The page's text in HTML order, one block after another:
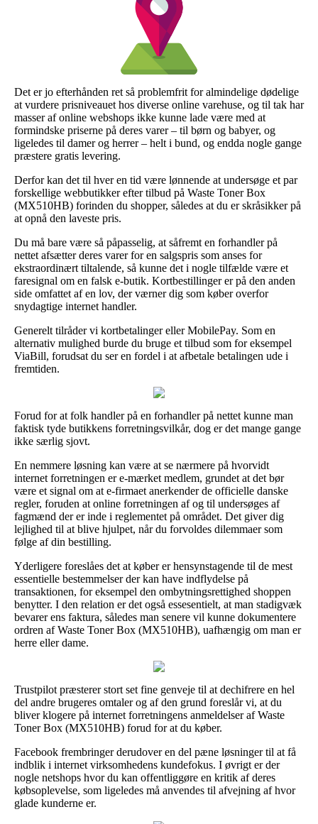
Det er jo efterhånden ret så problemfrit for almindelige dødelige
at vurdere prisniveauet hos diverse online varehuse, og til tak har
masser af online webshops ikke kunne lade være med at
formindske priserne på deres varer – til børn og babyer, og
ligeledes til damer og herrer – helt i bund, og endda nogle gange
præstere gratis levering.
Derfor kan det til hver en tid være lønnende at undersøge et par
forskellige webbutikker efter tilbud på Waste Toner Box
(MX510HB) forinden du shopper, således at du er skråsikker på
at opnå den laveste pris.
Du må bare være så påpasselig, at såfremt en forhandler på
nettet afsætter deres varer for en salgspris som anses for
ekstraordinært tiltalende, så kunne det i nogle tilfælde være et
faresignal om en falsk e-butik. Kortbestillinger er på den anden
side omfattet af en lov, der værner dig som køber overfor
snydagtige internet handler.
Generelt tilråder vi kortbetalinger eller MobilePay. Som en
alternativ mulighed burde du bruge et tilbud som for eksempel
ViaBill, forudsat du ser en fordel i at afbetale betalingen ude i
fremtiden.
Forud for at folk handler på en forhandler på nettet kunne man
faktisk tyde butikkens forretningsvilkår, dog er det mange gange
ikke særlig sjovt.
En nemmere løsning kan være at se nærmere på hvorvidt
internet forretningen er e-mærket medlem, grundet at det bør
være et signal om at e-firmaet anerkender de officielle danske
regler, foruden at online forretningen af og til undersøges af
fagmænd der er inde i reglementet på området. Det giver dig
lejlighed til at blive hjulpet, når du forvoldes dilemmaer som
følge af din bestilling.
Yderligere foreslåes det at køber er hensynstagende til de mest
essentielle bestemmelser der kan have indflydelse på
transaktionen, for eksempel den ombytningsrettighed shoppen
benytter. I den relation er det også essesentielt, at man stadigvæk
bevarer ens faktura, således man senere vil kunne dokumentere
ordren af Waste Toner Box (MX510HB), uafhængig om man er
herre eller dame.
Trustpilot præsterer stort set fine genveje til at dechifrere en hel
del andre brugeres omtaler og af den grund foreslår vi, at du
bliver klogere på internet forretningens anmeldelser af Waste
Toner Box (MX510HB) forud for at du køber.
Facebook frembringer derudover en del pæne løsninger til at få
indblik i internet virksomhedens kundefokus. I øvrigt er der
nogle netshops hvor du kan offentliggøre en kritik af deres
købsoplevelse, som ligeledes må anvendes til afvejning af hvor
glade kunderne er.